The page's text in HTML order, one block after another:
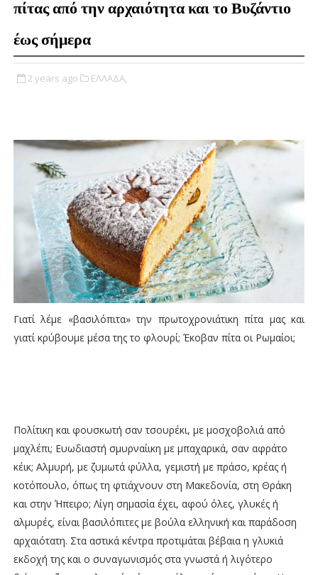
πίτας από την αρχαιότητα και το Βυζάντιο
έως σήμερα
2 years ago ΕΛΛΑΔΑ,
Γιατί λέμε «βασιλόπιτα» την πρωτοχρονιάτικη πίτα μας και
γιατί κρύβουμε μέσα της το φλουρί; Έκοβαν πίτα οι Ρωμαίοι;
Πολίτικη και φουσκωτή σαν τσουρέκι, με μοσχοβολιά από
μαχλέπι; Ευωδιαστή σμυρναίικη με μπαχαρικά, σαν αφράτο
κέικ; Αλμυρή, με ζυμωτά φύλλα, γεμιστή με πράσο, κρέας ή
κοτόπουλο, όπως τη φτιάχνουν στη Μακεδονία, στη Θράκη
και στην Ήπειρο; Λίγη σημασία έχει, αφού όλες, γλυκές ή
αλμυρές, είναι βασιλόπιτες με βούλα ελληνική και παράδοση
αρχαιότατη. Στα αστικά κέντρα προτιμάται βέβαια η γλυκιά
εκδοχή της και ο συναγωνισμός στα γνωστά ή λιγότερο